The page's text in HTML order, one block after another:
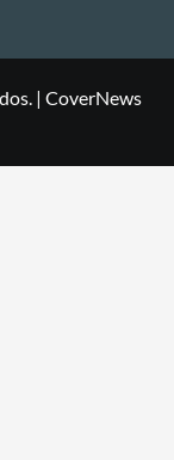
| CoverNews